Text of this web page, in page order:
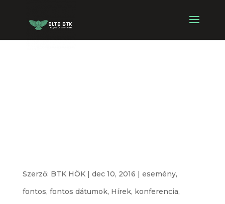
Szerző: BTK HÖK| dec 10, 2016 | esemény,
fontos, fontos dátumok, Hírek, konferencia,